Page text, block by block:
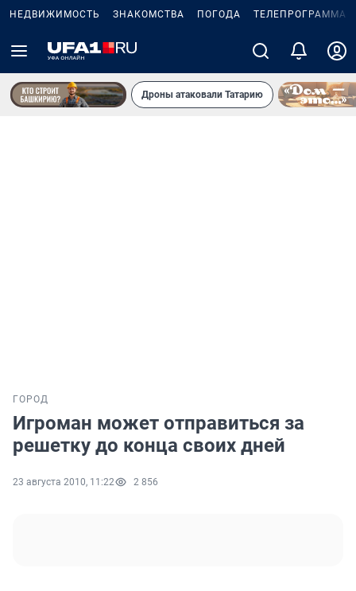
НЕДВИЖИМОСТЬ ЗНАКОМСТВА ПОГОДА ТЕЛЕПРОГРАММА
Дроны атаковали Татарию
ГОРОД
Игроман может отправиться за
решетку до конца своих дней
23 августа 2010, 11:22 2 856